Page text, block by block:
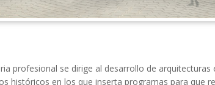
profesional se dirige al desarrollo de arquitecturas
históricos en los que inserta programas para que